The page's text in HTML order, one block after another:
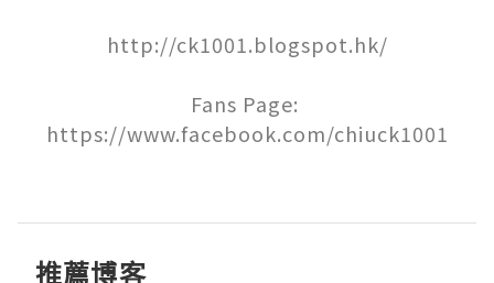
http://ck1001.blogspot.hk/
Fans Page:
https://www.facebook.com/chiuck1001
推薦博客